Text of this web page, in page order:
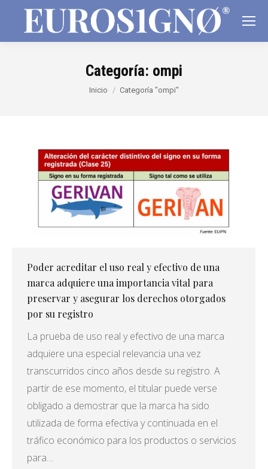
Categoría: ompi
Estás aquí:
Inicio Categoría "ompi"
Poder acreditar el uso real y efectivo de una
marca adquiere una importancia vital para
preservar y asegurar los derechos otorgados
por su registro
La prueba de uso real y efectivo de una marca
adquiere una especial relevancia una vez
transcurridos cinco años desde su registro. A
partir de ese momento, el titular puede verse
obligado a demostrar que la marca ha sido
utilizada de forma efectiva y continuada en el
tráfico económico para los productos o servicios
para…